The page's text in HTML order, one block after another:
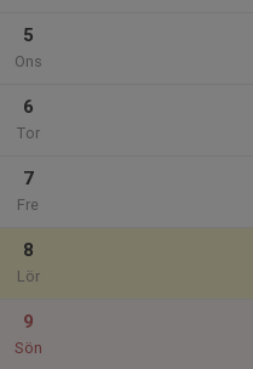
5
Ons
6
Tor
7
Fre
8
Lör
9
Sön